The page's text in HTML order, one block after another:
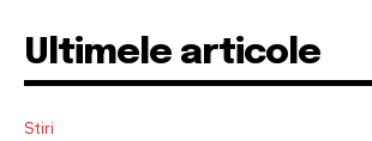
Ultimele articole
Stiri